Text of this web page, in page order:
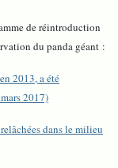
de réintroduction
du panda géant :
2013, a été
2017)
dans le milieu